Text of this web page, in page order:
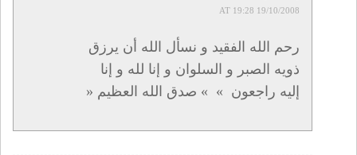
19/10/2008 AT 19:28
رحم الله الفقيد و نسأل الله أن يرزق
ذويه الصبر و السلوان و إنا لله و إنا
إليه راجعون » » صدق الله العظيم «